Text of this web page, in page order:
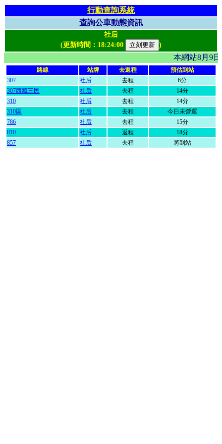
行動查詢系統
查詢公車動態資訊
社后
(更新時間： 18:24:00 )
本網站8月9
路線 站牌 去返程
預估到站
307
社后 去程
6分
307西藏三民
社后 去程
14分
310
社后 去程
14分
310區
社后 去程
今日未營運
786
社后 去程
15分
810
社后 返程
18分
857
社后 去程 將到站